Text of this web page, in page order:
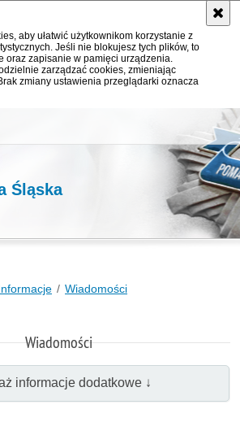
aby ułatwić użytkownikom korzystanie z
Jeśli nie blokujesz tych plików, to
oraz zapisanie w pamięci urządzenia.
zarządzać cookies, zmieniając
zmiany ustawienia przeglądarki oznacza
Śląska
Wiadomości
Wiadomości
informacje dodatkowe ↓